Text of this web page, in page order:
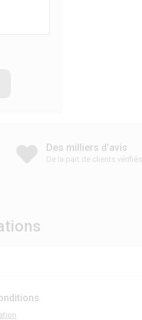
Des milliers d’avis
De la part de clients vérifiés